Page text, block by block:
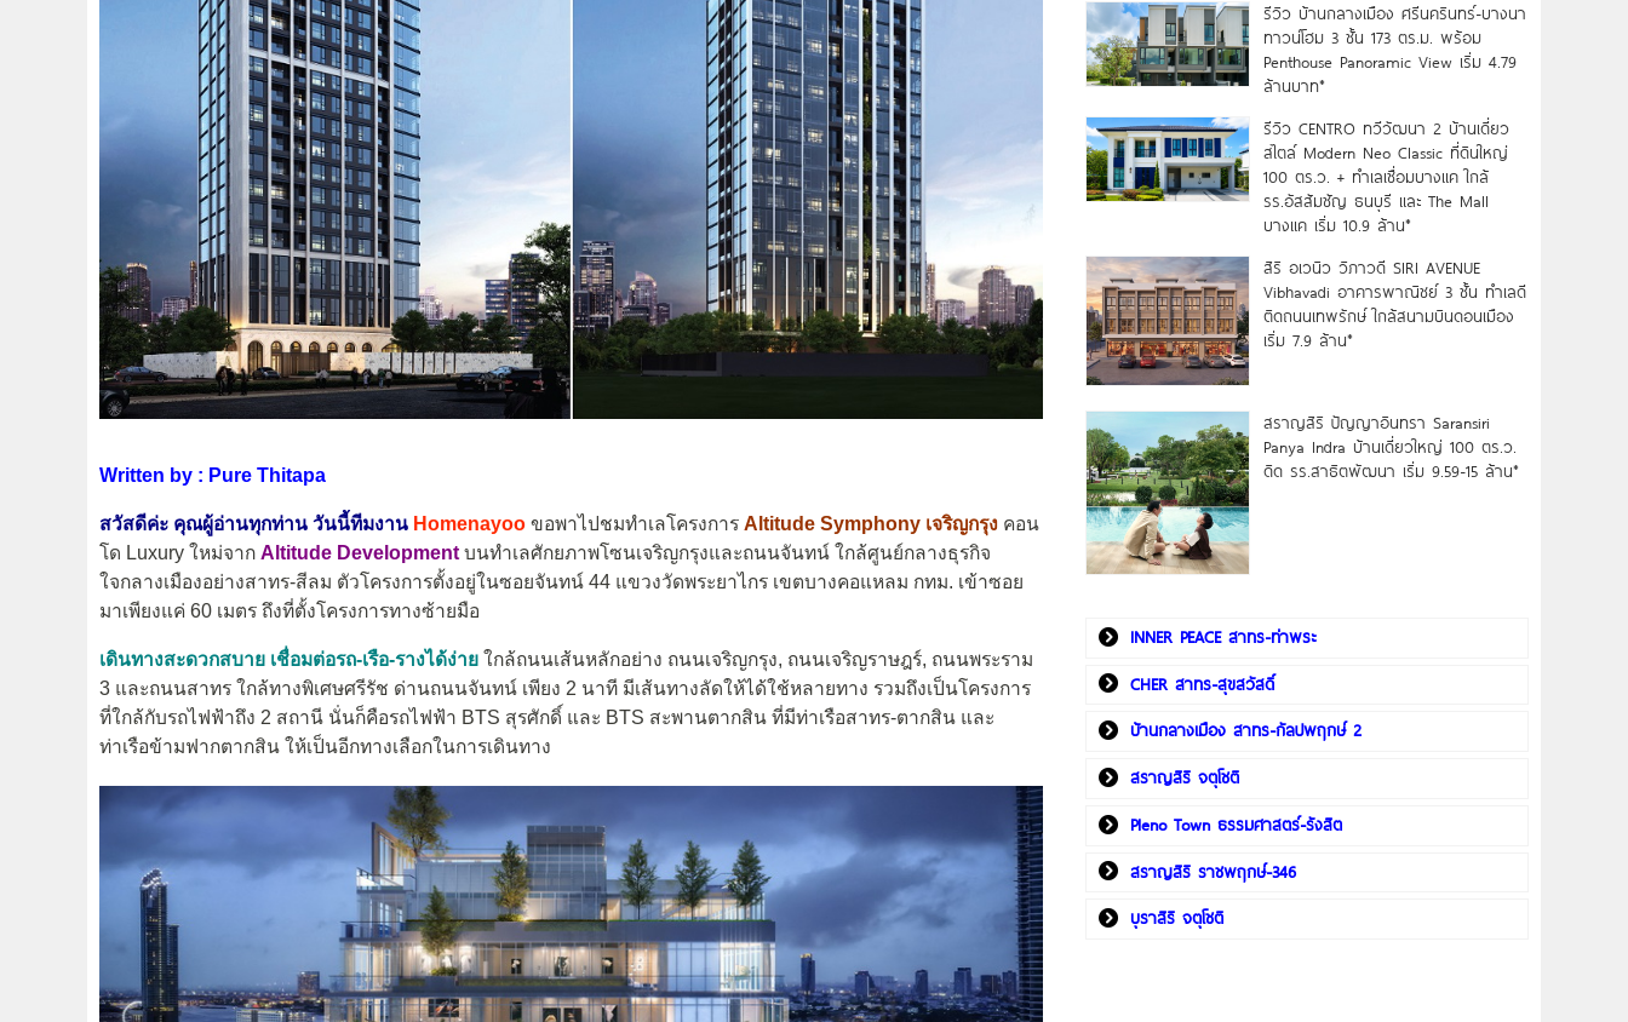
Written by : Pure Thitapa
สวัสดีค่ะ คุณผู้อ่านทุกท่าน วันนี้ทีมงาน Homenayoo ขอพาไปชมทำเลโครงการ Altitude Symphony เจริญกรุง คอน
โด Luxury ใหม่จาก Altitude Development บนทำเลศักยภาพโซนเจริญกรุงและถนนจันทน์ ใกล้ศูนย์กลางธุรกิจ
ใจกลางเมืองอย่างสาทร-สีลม ตัวโครงการตั้งอยู่ในซอยจันทน์ 44 แขวงวัดพระยาไกร เขตบางคอแหลม กทม. เข้าซอย
มาเพียงแค่ 60 เมตร ถึงที่ตั้งโครงการทางซ้ายมือ
เดินทางสะดวกสบาย เชื่อมต่อรถ-เรือ-รางได้ง่าย ใกล้ถนนเส้นหลักอย่าง ถนนเจริญกรุง, ถนนเจริญราษฎร์, ถนนพระราม
3 และถนนสาทร ใกล้ทางพิเศษศรีรัช ด่านถนนจันทน์ เพียง 2 นาที มีเส้นทางลัดให้ได้ใช้หลายทาง รวมถึงเป็นโครงการ
ที่ใกล้กับรถไฟฟ้าถึง 2 สถานี นั่นก็คือรถไฟฟ้า BTS สุรศักดิ์ และ BTS สะพานตากสิน ที่มีท่าเรือสาทร-ตากสิน และ
ท่าเรือข้ามฟากตากสิน ให้เป็นอีกทางเลือกในการเดินทาง
รีวิว บ้านกลางเมือง ศรีนครินทร์-บางนา
ทาวน์โฮม 3 ชั้น 173 ตร.ม. พร้อม
Penthouse Panoramic View เริ่ม 4.79
ล้านบาท*
รีวิว CENTRO ทวีวัฒนา 2 บ้านเดี่ยว
สไตล์ Modern Neo Classic ที่ดินใหญ่
100 ตร.ว. + ทำเลเชื่อมบางแค ใกล้
รร.อัสสัมชัญ ธนบุรี และ The Mall
บางแค เริ่ม 10.9 ล้าน*
สิริ อเวนิว วิภาวดี SIRI AVENUE
Vibhavadi อาคารพาณิชย์ 3 ชั้น ทำเลดี
ติดถนนเทพรักษ์ ใกล้สนามบินดอนเมือง
เริ่ม 7.9 ล้าน*
สราญสิริ ปัญญาอินทรา Saransiri
Panya Indra บ้านเดี่ยวใหญ่ 100 ตร.ว.
ดิด รร.สาธิตพัฒนา เริ่ม 9.59-15 ล้าน*
INNER PEACE สาทร-ท่าพระ
CHER สาทร-สุขสวัสดิ์
บ้านกลางเมือง สาทร-กัลปพฤกษ์ 2
สราญสิริ จตุโชติ
Pleno Town ธรรมศาสตร์-รังสิต
สราญสิริ ราชพฤกษ์-346
บุราสิริ จตุโชติ